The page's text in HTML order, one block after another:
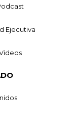
Ejecutiva